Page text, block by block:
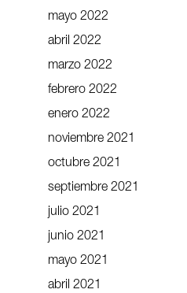
mayo 2022
abril 2022
marzo 2022
febrero 2022
enero 2022
noviembre 2021
octubre 2021
septiembre 2021
julio 2021
junio 2021
mayo 2021
abril 2021